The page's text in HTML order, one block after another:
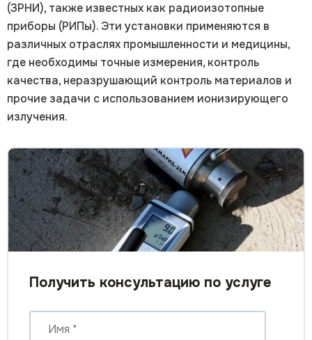
(ЗРНИ), также известных как радиоизотопные
приборы (РИПы). Эти установки применяются в
различных отраслях промышленности и медицины,
где необходимы точные измерения, контроль
качества, неразрушающий контроль материалов и
прочие задачи с использованием ионизирующего
излучения.
Получить консультацию по услуге